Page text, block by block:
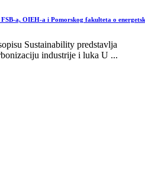
a, OIEH-a i Pomorskog fakulteta o
Sustainability predstavlja
industrije i luka U ...